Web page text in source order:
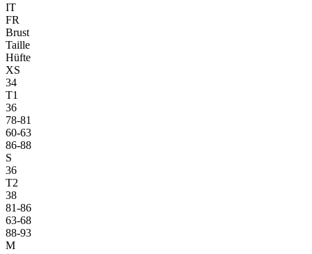
IT
FR
Brust
Taille
Hüfte
XS
34
T1
36
78-81
60-63
86-88
S
36
T2
38
81-86
63-68
88-93
M